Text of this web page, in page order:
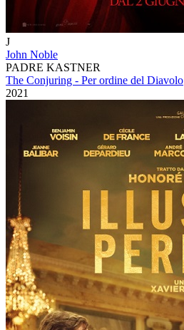
J
John Noble
PADRE KASTNER
The Conjuring - Per ordine del Diavolo
2021